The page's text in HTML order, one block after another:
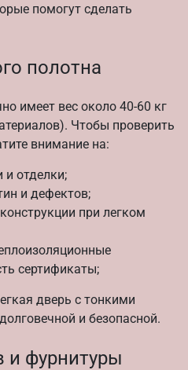
помогут сделать
полотна
имеет вес около 40-60 кг
Чтобы проверить
внимание на:
и отделки;
и дефектов;
при легком
сертификаты;
дверь с тонкими
и безопасной.
и фурнитуры